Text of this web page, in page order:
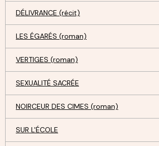
DÉLIVRANCE (récit)
LES ÉGARÉS (roman)
VERTIGES (roman)
SEXUALITÉ SACRÉE
NOIRCEUR DES CIMES (roman)
SUR L'ÉCOLE